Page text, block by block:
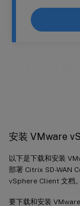
安装 VMware
以下是下载和安装
部署 Citrix SD-WAN
vSphere Client 文档。
要下载和安装